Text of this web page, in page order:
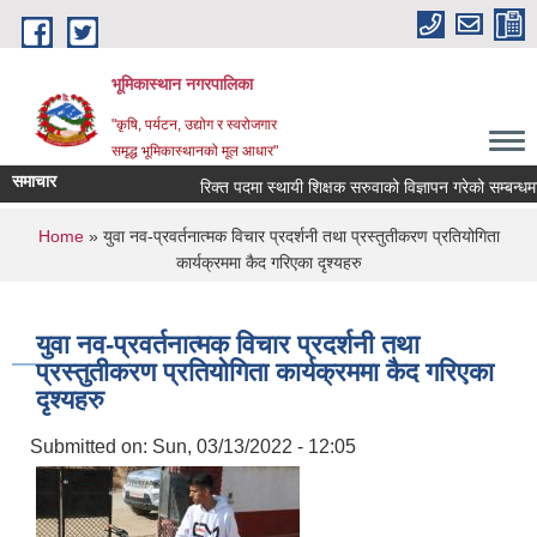
Skip to main content
भूमिकास्थान नगरपालिका
"कृषि, पर्यटन, उद्योग र स्वरोजगार
समृद्ध भूमिकास्थानको मूल आधार"
समाचार रिक्त पदमा स्थायी शिक्षक सरुवाको विज्ञापन गरेको सम्बन्धमा ।
You are here
Home» युवा नव-प्रवर्तनात्मक विचार प्रदर्शनी तथा प्रस्तुतीकरण प्रतियोगिता
कार्यक्रममा कैद गरिएका दृश्यहरु
युवा नव-प्रवर्तनात्मक विचार प्रदर्शनी तथा
प्रस्तुतीकरण प्रतियोगिता कार्यक्रममा कैद गरिएका
दृश्यहरु
Submitted on: Sun, 03/13/2022 - 12:05